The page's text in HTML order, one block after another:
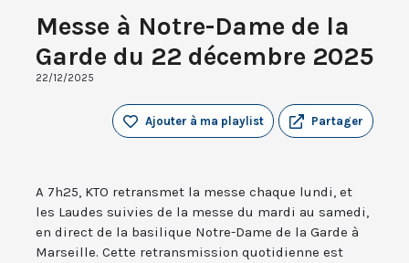
Messe à Notre-Dame de la
Garde du 22 décembre 2025
22/12/2025
Partager
Ajouter à ma playlist
A 7h25, KTO retransmet la messe chaque lundi, et
les Laudes suivies de la messe du mardi au samedi,
en direct de la basilique Notre-Dame de la Garde à
Marseille. Cette retransmission quotidienne est